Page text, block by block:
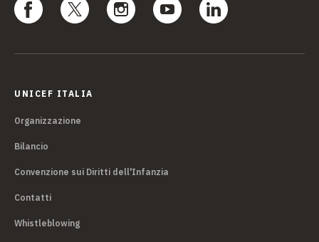
UNICEF ITALIA
Organizzazione
Bilancio
Convenzione sui Diritti dell'Infanzia
Contatti
Whistleblowing